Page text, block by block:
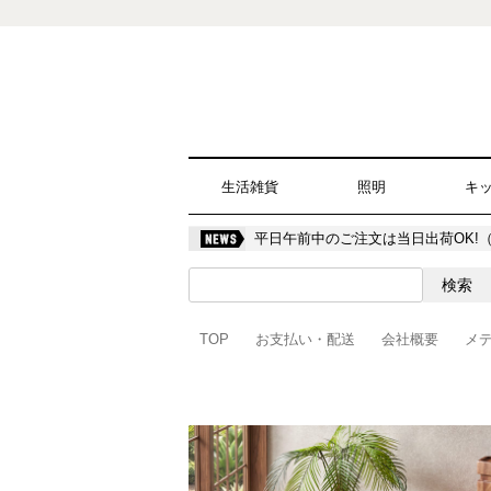
生活雑貨 照明 キ
平日午前中のご注文は当日出荷OK!
TOP お支払い・配送 会社概要 メ